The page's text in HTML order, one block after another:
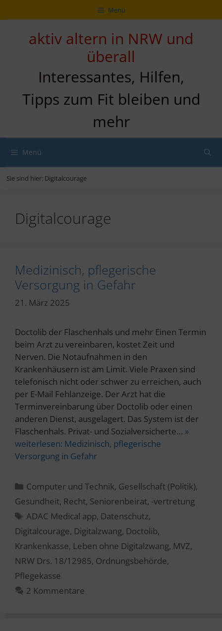
Inhalt
zur
Navigation
Inhalt
Menü
aktiv altern in NRW und
überall
Interessantes, Hilfen,
Tipps zum Fit bleiben und
mehr
Menü
Sie sind hier: Digitalcourage
Digitalcourage
Medizinisch, pflegerische
Versorgung in Gefahr
21. März 2025
Doctolib der Flaschenhals und mehr Einen Termin
beim Arzt zu vereinbaren, kostet Zeit und
Nerven. Die Notaufnahmen in den
Krankenhäusern ist am Limit. Viele Praxen sind
telefonisch nicht oder schwer zu erreichen, auch
per E-Mail Fehlanzeige. Der Arzt hat die
Terminvereinbarung über Doctolib oder einen
anderen Dienst, ausgelagert. Das System ist der
Flaschenhals. Privat- und Sozialversicherte… »
weiterlesen: Medizinisch, pflegerische
Versorgung in Gefahr
Kategorien
Computer und Technik, Gesellschaft (Politik),
Gesundheit, Recht, Seniorenbeirat, -vertretung
Schlagwörter
ADAC Medical app, Datenschutz,
Digitalcourage, Digitalzwang, Doctolib,
Krankenkasse, Leben ohne Digitalzwang, MVZ,
NRW Drs. 18/12985, Ordnungsbehörde,
Pflegekasse
2 Kommentare